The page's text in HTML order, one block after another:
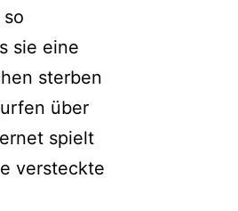
sie eine
sterben
über
spielt
versteckte